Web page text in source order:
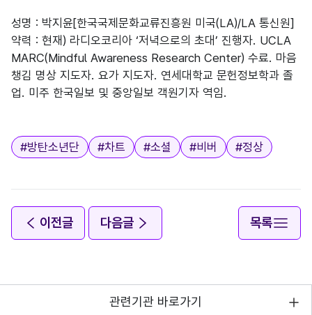
성명 : 박지윤[한국국제문화교류진흥원 미국(LA)/LA 통신원]
약력 : 현재) 라디오코리아 ‘저녁으로의 초대’ 진행자. UCLA
MARC(Mindful Awareness Research Center) 수료. 마음
챙김 명상 지도자. 요가 지도자. 연세대학교 문헌정보학과 졸
업. 미주 한국일보 및 중앙일보 객원기자 역임.
태그
#방탄소년단 #차트 #소셜 #비버 #정상
이전글 다음글 목록
관련기관 바로가기